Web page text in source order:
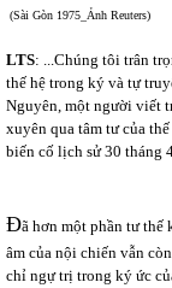
(Sài Gòn 1975_Ảnh Reuters)
LTS: ...Chúng tôi trân
thế hệ trong ký và tự
Nguyên, một người viết
xuyên qua tâm tư của
biến cố lịch sử 30 tháng
Đã hơn một phần tư thế
âm của nội chiến vẫn
chỉ ngự trị trong ký ức